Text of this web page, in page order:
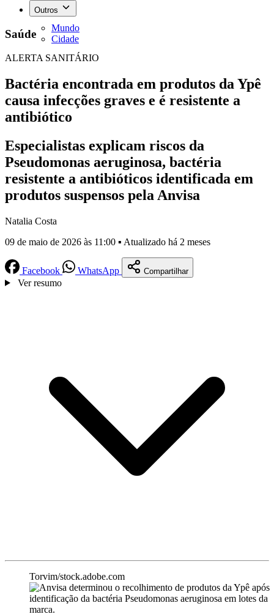
Outros
Mundo
Cidade
Saúde
ALERTA SANITÁRIO
Bactéria encontrada em produtos da Ypê
causa infecções graves e é resistente a
antibiótico
Especialistas explicam riscos da
Pseudomonas aeruginosa, bactéria
resistente a antibióticos identificada em
produtos suspensos pela Anvisa
Natalia Costa
09 de maio de 2026 às 11:00 ▪ Atualizado há 2 meses
Facebook WhatsApp Compartilhar
Ver resumo
Torvim/stock.adobe.com